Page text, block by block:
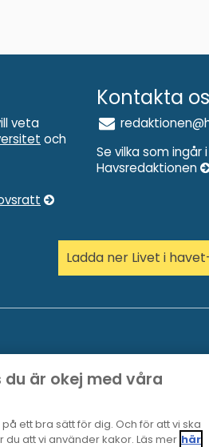
veta
och
Kontakta
Se vilka som ingår i
Havsredaktionen
Ladda ner Livet i
är okej med våra
ett bra sätt för dig. Och för att vi ska
att vi använder kakor. Läs mer här